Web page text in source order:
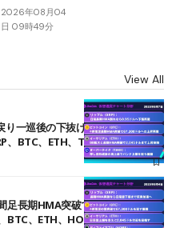
2026年08月04
日 09時49分
View All
一巡後の下抜けで0.95ドルを試
、BTC、ETH、TAKE
足長期HMA突破で雲下端を目指す
BTC、ETH、HOME